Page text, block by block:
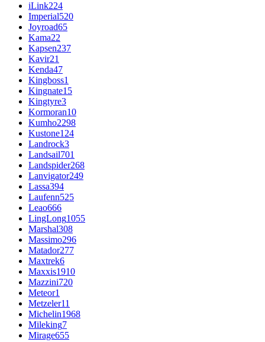
iLink224
Imperial520
Joyroad65
Kama22
Kapsen237
Kavir21
Kenda47
Kingboss1
Kingnate15
Kingtyre3
Kormoran10
Kumho2298
Kustone124
Landrock3
Landsail701
Landspider268
Lanvigator249
Lassa394
Laufenn525
Leao666
LingLong1055
Marshal308
Massimo296
Matador277
Maxtrek6
Maxxis1910
Mazzini720
Meteor1
Metzeler11
Michelin1968
Mileking7
Mirage655